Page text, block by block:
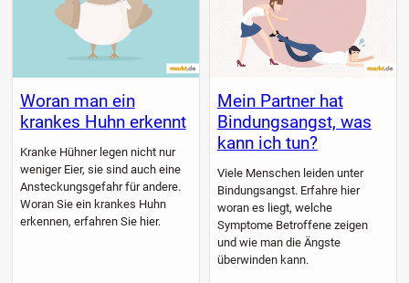
Woran man ein
krankes Huhn erkennt
Kranke Hühner legen nicht nur
weniger Eier, sie sind auch eine
Ansteckungsgefahr für andere.
Woran Sie ein krankes Huhn
erkennen, erfahren Sie hier.
Mein Partner hat
Bindungsangst, was
kann ich tun?
Viele Menschen leiden unter
Bindungsangst. Erfahre hier
woran es liegt, welche
Symptome Betroffene zeigen
und wie man die Ängste
überwinden kann.